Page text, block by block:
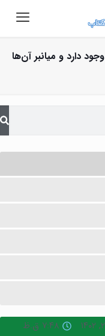
دارد و میانبر آن‌ها
۷:۴۸ ق.ظ